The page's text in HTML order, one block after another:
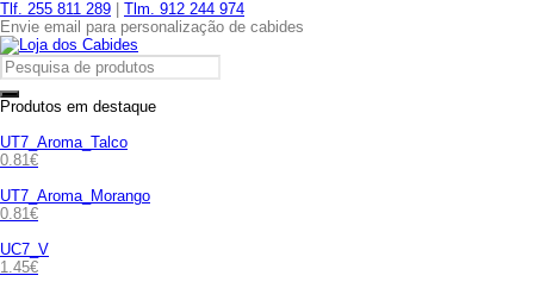
Tlf. 255 811 289
Tlm. 912 244 974
Envie email para personalização de cabides
Produtos em destaque
UT7_Aroma_Talco
0.81€
UT7_Aroma_Morango
0.81€
UC7_V
1.45€